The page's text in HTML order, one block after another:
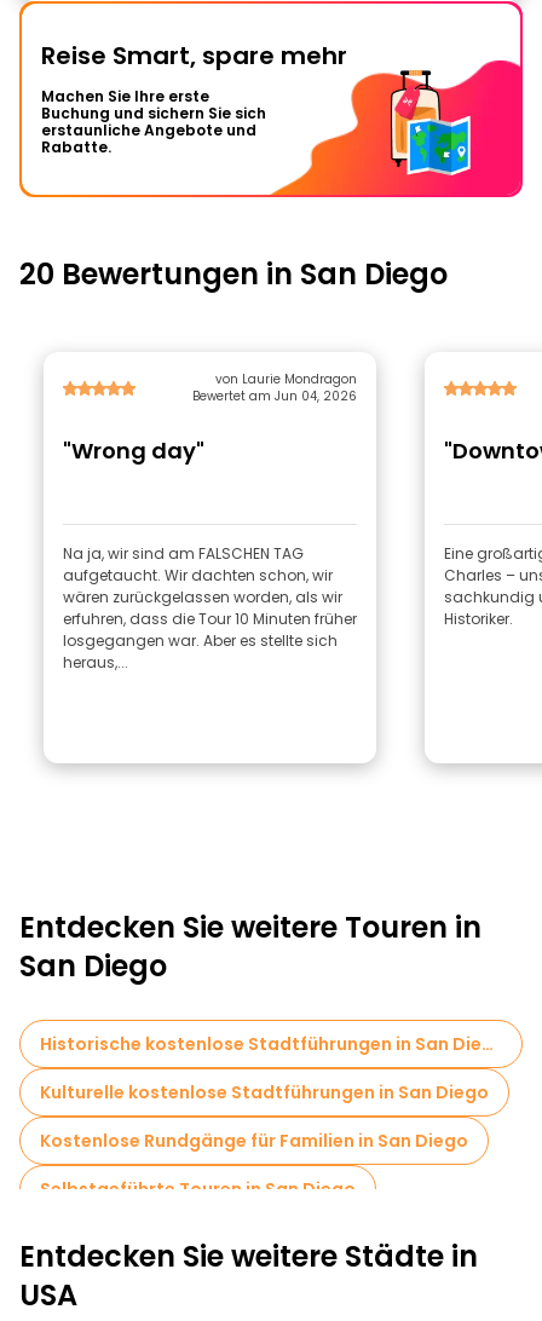
Reise Smart, spare mehr
Machen Sie Ihre erste
Buchung und sichern Sie sich
erstaunliche Angebote und
Rabatte.
20 Bewertungen in San Diego
von Laurie Mondragon
Bewertet am Jun 04, 2026
"Wrong day"
Na ja, wir sind am FALSCHEN TAG
aufgetaucht. Wir dachten schon, wir
wären zurückgelassen worden, als wir
erfuhren, dass die Tour 10 Minuten früher
losgegangen war. Aber es stellte sich
heraus,...
Eine
Charles –
sachkundig
Historiker.
Entdecken Sie weitere Touren in
San Diego
Historische kostenlose Stadtführungen in San Diego
Kulturelle kostenlose Stadtführungen in San Diego
Kostenlose Rundgänge für Familien in San Diego
Selbstgeführte Touren in San Diego
Museen in San Diego
Kostenlose Altstadtbesichtigung in San Diego
Entdecken Sie weitere Städte in
USA